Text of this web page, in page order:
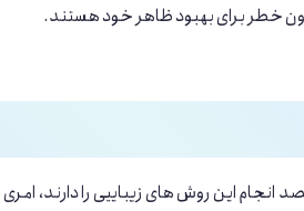
خطر برای بهبود ظاهر خود هستند.
انجام این روش های زیباییی را دارند،